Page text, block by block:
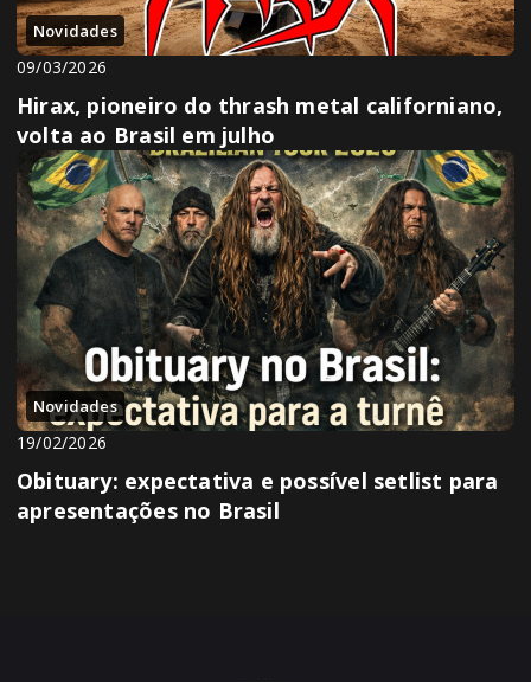
Novidades
09/03/2026
Hirax, pioneiro do thrash metal californiano,
volta ao Brasil em julho
Novidades
19/02/2026
Obituary: expectativa e possível setlist para
apresentações no Brasil